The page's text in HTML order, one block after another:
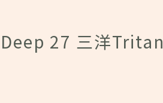
Deep 27 三洋Tritan